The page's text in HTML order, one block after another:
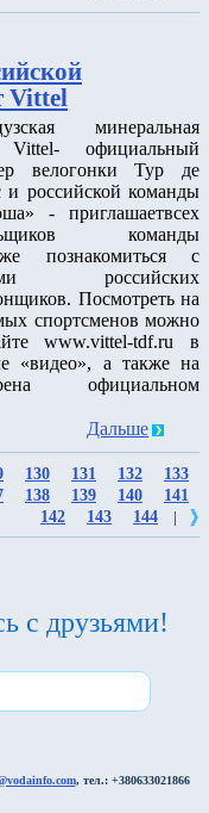
Vittel
минеральная
официальный
велогонки Тур де
и российской команды
- приглашаетвсех
команды
познакомиться с
российских
Посмотреть на
спортсменов можно
www.vittel-tdf.ru в
«видео», а также на
официальном
Дальше
130 131 132
133
138 139 140
141
142
143 144
с друзьями!
, тел.: +380633021866